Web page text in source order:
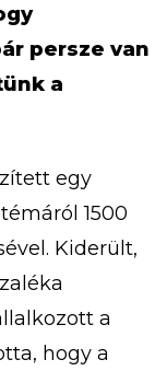
persze van
a
egy
1500
Kiderült,
a
hogy a